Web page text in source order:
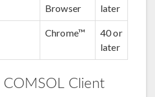
Browser
later
Chrome™
40 or
later
Client